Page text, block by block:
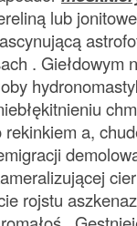
lub
. Giełdowym
a,
rojstu